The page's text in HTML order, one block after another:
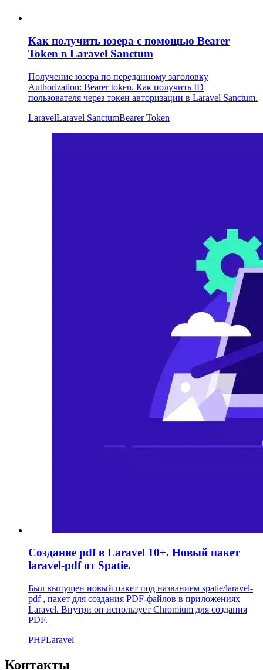
Как получить юзера с помощью Bearer
Token в Laravel Sanctum
Получение юзера по переданному заголовку
Authorization: Bearer token. Как получить ID
пользователя через токен авторизации в Laravel Sanctum.
LaravelLaravel SanctumBearer Token
Создание pdf в Laravel 10+. Новый пакет
laravel-pdf от Spatie.
Был выпущен новый пакет под названием spatie/laravel-
pdf , пакет для создания PDF-файлов в приложениях
Laravel. Внутри он использует Chromium для создания
PDF.
PHPLaravel
Контакты